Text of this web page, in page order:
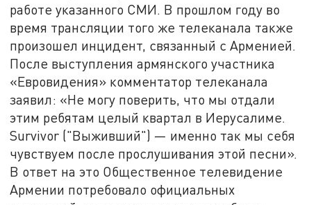
работе указанного СМИ. В прошлом году во
время трансляции того же телеканала также
произошел инцидент, связанный с Арменией.
После выступления армянского участника
«Евровидения» комментатор телеканала
заявил: «Не могу поверить, что мы отдали
этим ребятам целый квартал в Иерусалиме.
Survivor ("Выживший") — именно так мы себя
чувствуем после прослушивания этой песни».
В ответ на это Общественное телевидение
Армении потребовало официальных